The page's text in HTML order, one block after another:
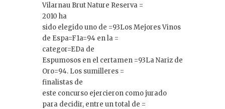
Vilarnau Brut Nature Reserva =
2010 ha
sido elegido uno de =93Los Mejores Vinos
de Espa=F1a=94 en la =
categor=EDa de
Espumosos en el certamen =93La Nariz de
Oro=94. Los sumilleres =
finalistas de
este concurso ejercieron como jurado
para decidir, entre un total de =